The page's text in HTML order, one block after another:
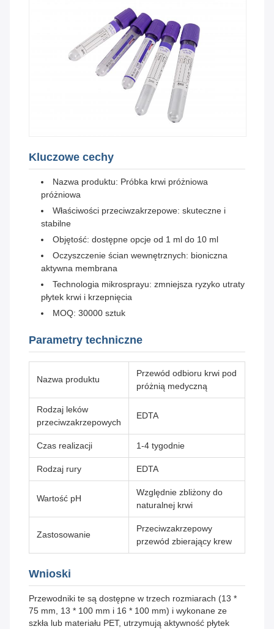
Kluczowe cechy
Nazwa produktu: Próbka krwi próżniowa
próżniowa
Właściwości przeciwzakrzepowe: skuteczne i
stabilne
Objętość: dostępne opcje od 1 ml do 10 ml
Oczyszczenie ścian wewnętrznych: bioniczna
aktywna membrana
Technologia mikrosprayu: zmniejsza ryzyko utraty
płytek krwi i krzepnięcia
MOQ: 30000 sztuk
Parametry techniczne
Nazwa produktu
Przewód odbioru krwi pod
próżnią medyczną
Rodzaj leków
przeciwzakrzepowych
EDTA
Czas realizacji 1-4 tygodnie
Rodzaj rury EDTA
Wartość pH
Względnie zbliżony do
naturalnej krwi
Zastosowanie
Przeciwzakrzepowy
przewód zbierający krew
Wnioski
Przewodniki te są dostępne w trzech rozmiarach (13 *
75 mm, 13 * 100 mm i 16 * 100 mm) i wykonane ze
szkła lub materiału PET, utrzymują aktywność płytek